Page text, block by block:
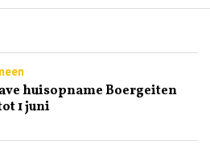
huisopname Boergeiten
1 juni